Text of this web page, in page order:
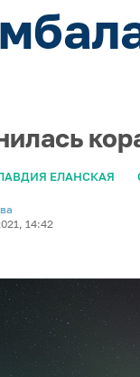
ЕЛАНСКАЯ
14:42